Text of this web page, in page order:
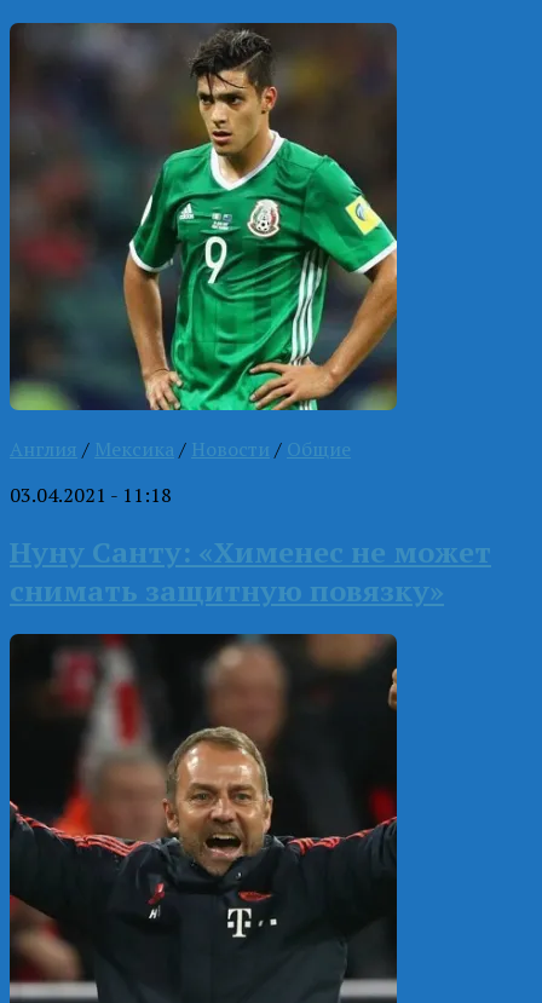
Англия / Мексика / Новости / Общие
03.04.2021 - 11:18
Нуну Санту: «Хименес не может
снимать защитную повязку»